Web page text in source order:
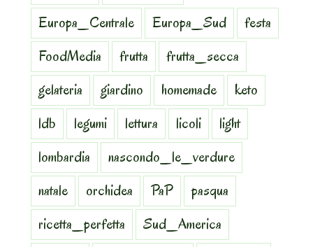
Europa_Centrale
Europa_Sud
festa
FoodMedia
frutta
frutta_secca
gelateria
giardino homemade
keto
ldb
legumi lettura licoli
light
lombardia
nascondo_le_verdure
natale
orchidea PaP
pasqua
ricetta_perfetta
Sud_America